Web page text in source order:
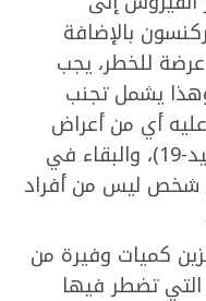
بالإضافة
للخطر، يجب
وهذا يشمل تجنب
أي من أعراض
فيروس كورونا المستجد (كوفيد-19)، والبقاء في
شخص ليس من أفراد
كميات وفيرة من
تضطر فيها